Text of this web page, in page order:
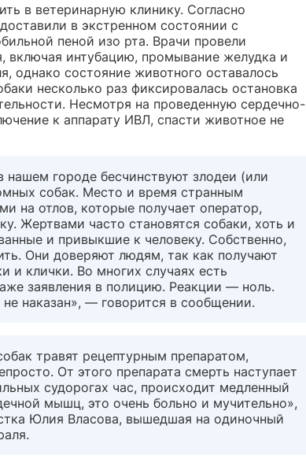
в ветеринарную клинику. Согласно
в экстренном состоянии с
пеной изо рта. Врачи провели
включая интубацию, промывание желудка и
однако состояние животного оставалось
несколько раз фиксировалась остановка
Несмотря на проведенную сердечно-
к аппарату ИВЛ, спасти животное не
нашем городе бесчинствуют злодеи (или
собак. Место и время странным
на отлов, которые получает оператор,
Жертвами часто становятся собаки, хоть и
и привыкшие к человеку. Собственно,
Они доверяют людям, так как получают
и клички. Во многих случаях есть
заявления в полицию. Реакции — ноль.
наказан», — говорится в сообщении.
травят рецептурным препаратом,
От этого препарата смерть наступает
судорогах час, происходит медленный
мышц, это очень больно и мучительно»,
Юлия Власова, вышедшая на одиночный